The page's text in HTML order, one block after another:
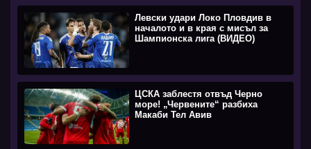
Левски удари Локо Пловдив в
началото и в края с мисъл за
Шампионска лига (ВИДЕО)
ЦСКА заблестя отвъд Черно
море! „Червените“ разбиха
Макаби Тел Авив